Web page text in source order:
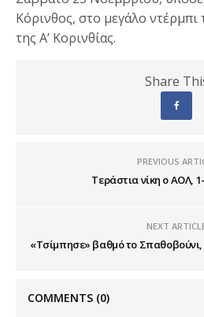
Κόρινθος, στο μεγάλο
της Α’ Κορινθίας.
Share
PREVIOUS
Τεράστια νίκη ο ΑΟΛ,
NEXT
«Τσίμπησε» βαθμό το Σπαθοβούνι,
COMMENTS (0)